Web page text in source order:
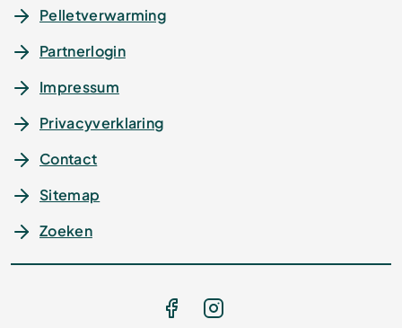
Pelletverwarming
Partnerlogin
Impressum
Privacyverklaring
Contact
Sitemap
Zoeken